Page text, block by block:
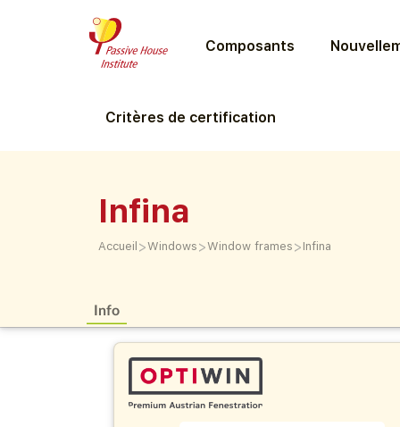
Composants
Critères de certification
Infina
Accueil >Windows >Window frames > Infina
Info